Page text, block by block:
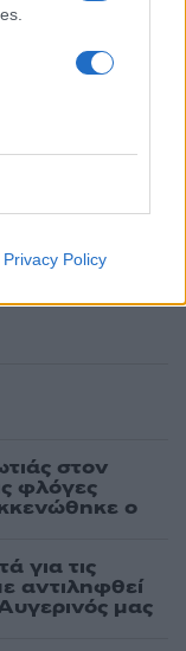
Privacy Policy
ΜΙΣΘΟΣ
και
στον
φλόγες
ο
για τις
αντιληφθεί
μας